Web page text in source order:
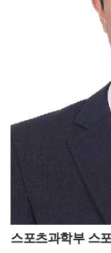
있는 것 같습니다.
기회가 왔을 때 적
스포츠 매니지먼
선택하게 되었습
대학원을 준비했
되면서 어릴 적부
포기해왔던 유학
그렇게 대학을 찾
대학인
있었습니다. 해외
진행되었습니다.
유학원의 도움을
뒤 메인 서류인 자
추천서를 한글로 먼
가장 큰 걱정을 했
경우에 지원 후 입